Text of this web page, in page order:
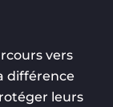
vers
différence
leurs